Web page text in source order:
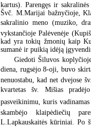
kartus). Parengęs ir
Švč. M.Marijai bažnyčioje,
sakralinio meno (muziko,
vykstančioje Palėvenėje
kad yra tokių žmonių kaip
sumanė ir puikią idėją
Giedoti Šiluvos
diena, rugsėjo 8-oji, buvo
nenuostabu, kad net dvejose
kvartetas šv. Mišias
pasveikinimu, kuris
skambėjo klaipėdiečių
L.Lapkauskaitės kūriniai. Po